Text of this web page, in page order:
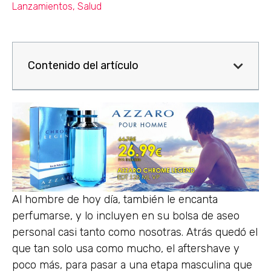
Lanzamientos, Salud
Contenido del artículo
Al hombre de hoy día, también le encanta
perfumarse, y lo incluyen en su bolsa de aseo
personal casi tanto como nosotras. Atrás quedó el
que tan solo usa como mucho, el aftershave y
poco más, para pasar a una etapa masculina que